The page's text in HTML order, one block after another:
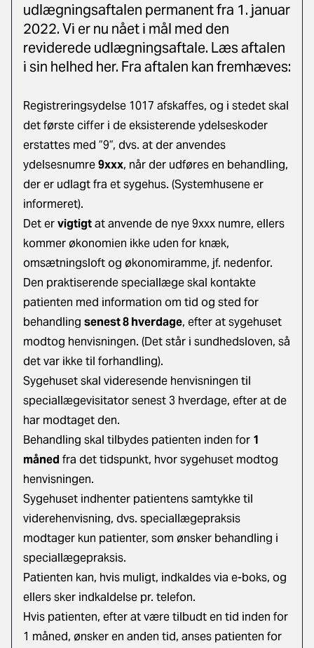
udlægningsaftalen permanent fra 1. januar
2022. Vi er nu nået i mål med den
reviderede udlægningsaftale. Læs aftalen
i sin helhed her. Fra aftalen kan fremhæves:
Registreringsydelse 1017 afskaffes, og i stedet skal
det første ciffer i de eksisterende ydelseskoder
erstattes med ”9”, dvs. at der anvendes
ydelsesnumre9xxx, når der udføres en behandling,
der er udlagt fra et sygehus. (Systemhusene er
informeret).
Det ervigtigtat anvende de nye 9xxx numre, ellers
kommer økonomien ikke uden for knæk,
omsætningsloft og økonomiramme, jf. nedenfor.
Den praktiserende speciallæge skal kontakte
patienten med information om tid og sted for
behandling senest 8 hverdage, efter at sygehuset
modtog henvisningen. (Det står i sundhedsloven, så
det var ikke til forhandling).
Sygehuset skal videresende henvisningen til
speciallægevisitator senest 3 hverdage, efter at de
har modtaget den.
Behandling skal tilbydes patienten inden for 1
måned fra det tidspunkt, hvor sygehuset modtog
henvisningen.
Sygehuset indhenter patientens samtykke til
viderehenvisning, dvs. speciallægepraksis
modtager kun patienter, som ønsker behandling i
speciallægepraksis.
Patienten kan, hvis muligt, indkaldes via e-boks, og
ellers sker indkaldelse pr. telefon.
Hvis patienten, efter at være tilbudt en tid inden for
1 måned, ønsker en anden tid, anses patienten for